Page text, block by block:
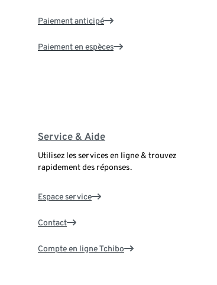
Paiement anticipé
Paiement en espèces
Service & Aide
Utilisez les services en ligne & trouvez
rapidement des réponses.
Espace service
Contact
Compte en ligne Tchibo